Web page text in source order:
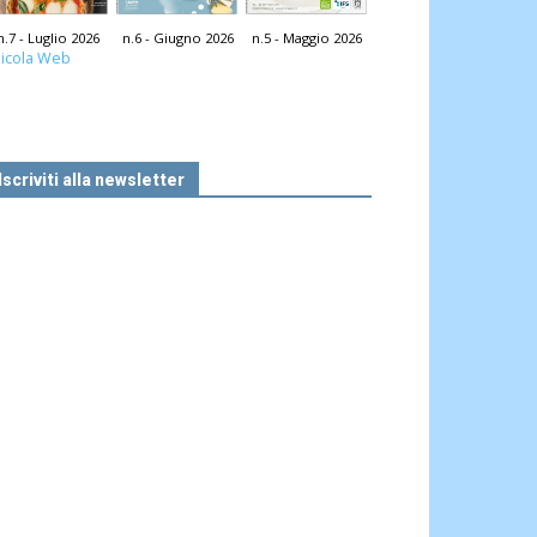
- Luglio 2026 n.6 - Giugno 2026 n.5 - Maggio 2026
Web
alla newsletter